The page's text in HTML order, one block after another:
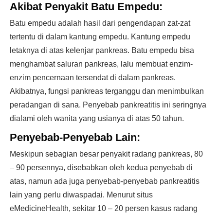
Akibat Penyakit Batu Empedu:
Batu empedu adalah hasil dari pengendapan zat-zat
tertentu di dalam kantung empedu. Kantung empedu
letaknya di atas kelenjar pankreas. Batu empedu bisa
menghambat saluran pankreas, lalu membuat enzim-
enzim pencernaan tersendat di dalam pankreas.
Akibatnya, fungsi pankreas terganggu dan menimbulkan
peradangan di sana. Penyebab pankreatitis ini seringnya
dialami oleh wanita yang usianya di atas 50 tahun.
Penyebab-Penyebab Lain:
Meskipun sebagian besar penyakit radang pankreas, 80
– 90 persennya, disebabkan oleh kedua penyebab di
atas, namun ada juga penyebab-penyebab pankreatitis
lain yang perlu diwaspadai. Menurut situs
eMedicineHealth, sekitar 10 – 20 persen kasus radang